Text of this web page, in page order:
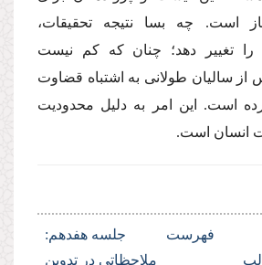
است. چه بسا نتیجه تحقیقات،
تغییر دهد؛ چنان كه كم نیست
سالیان طولانى به اشتباه قضاوت
است. این امر به دلیل محدودیت
انسان است.
فهرست
جلسه هفدهم:
ملاحظاتى در تدوین